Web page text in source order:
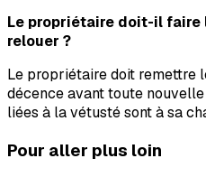
Le propriétaire doit-il faire
relouer ?
Le propriétaire doit remettre
décence avant toute
liées à la vétusté sont à sa
Pour aller plus loin